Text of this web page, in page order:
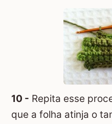
10 - Repita esse
que a folha atinja o